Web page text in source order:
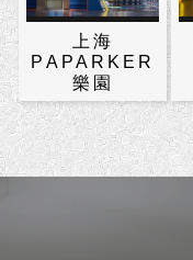
上海
PAPARKER
樂園